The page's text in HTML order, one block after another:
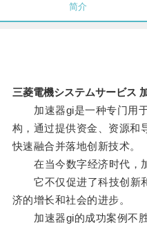
简介
三菱電機システムサービス
加速器gi是一种专门用于
构，通过提供资金、资源和
快速融合并落地创新技术。
在当今数字经济时代，加
它不仅促进了科技创新
济的增长和社会的进步。
加速器gi的成功案例不胜